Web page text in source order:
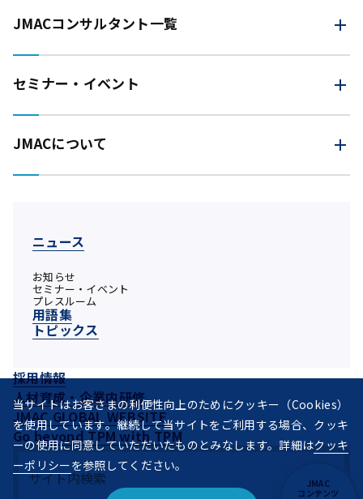
JMAC
コンテンツ
JMACコンサルタント一覧
セミナー・イベント
JMACについて
ニュース
お知らせ
セミナー・イベント
プレスルーム
用語集
トピックス
採用情報
人材育成・企業内研修
JMAC GLOBAL WEBSITE
Go beyond TPM with TPM
当サイトはお客さまの利便性向上のためにクッキー（Cookies）
を使用しています。継続して当サイトをご利用する場合、クッキ
ーの使用に同意していただいたものとみなします。詳細はクッキ
ーポリシーを参照してください。